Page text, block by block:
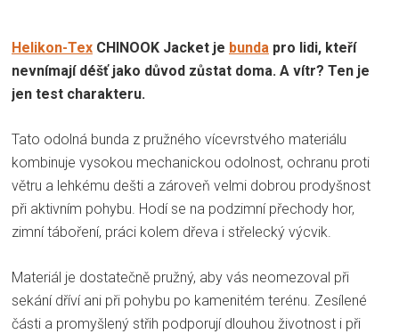
Helikon-Tex CHINOOK Jacket je bunda pro lidi, kteří
nevnímají déšť jako důvod zůstat doma. A vítr? Ten je
jen test charakteru.
Tato odolná bunda z pružného vícevrstvého materiálu
kombinuje vysokou mechanickou odolnost, ochranu proti
větru a lehkému dešti a zároveň velmi dobrou prodyšnost
při aktivním pohybu. Hodí se na podzimní přechody hor,
zimní táboření, práci kolem dřeva i střelecký výcvik.
Materiál je dostatečně pružný, aby vás neomezoval při
sekání dříví ani při pohybu po kamenitém terénu. Zesílené
části a promyšlený střih podporují dlouhou životnost i při